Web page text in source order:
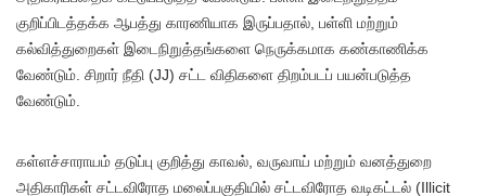
குறிப்பிடத்தக்க ஆபத்து காரணியாக இருப்பதால், பள்ளி மற்றும்
கல்வித்துறைகள் இடைநிறுத்தங்களை நெருக்கமாக கண்காணிக்க
வேண்டும். சிறார் நீதி (JJ) சட்ட விதிகளை திறம்படப் பயன்படுத்த
வேண்டும்.
கள்ளச்சாராயம் தடுப்பு குறித்து காவல், வருவாய் மற்றும் வனத்துறை
அதிகாரிகள் சட்டவிரோத மலைப்பகுதியில் சட்டவிரோத வடிகட்டல் (Illicit